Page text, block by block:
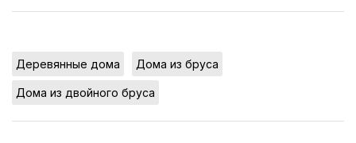
Деревянные дома Дома из бруса
Дома из двойного бруса